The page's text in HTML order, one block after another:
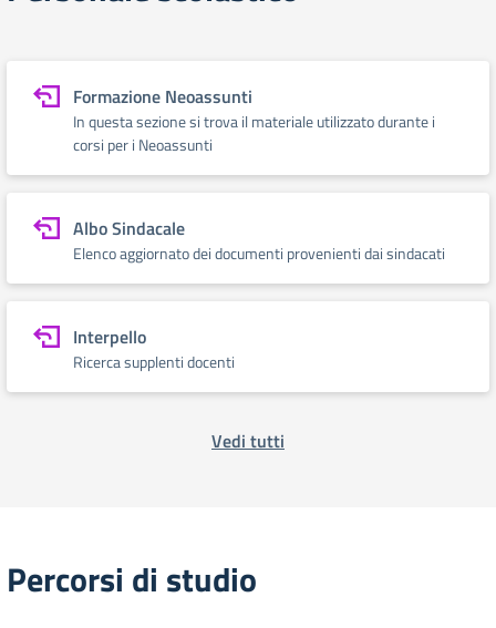
Formazione Neoassunti
In questa sezione si trova il materiale utilizzato durante i
corsi per i Neoassunti
Albo Sindacale
Elenco aggiornato dei documenti provenienti dai sindacati
Interpello
Ricerca supplenti docenti
Vedi tutti
Percorsi di studio